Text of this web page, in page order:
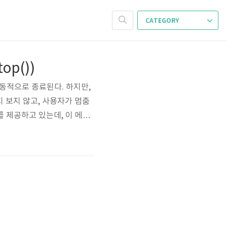
CATEGORY
으로 종료된다. 하지만,
보지 않고, 사용자가 멈춤
제공하고 있는데, 이 메소
This method is inheren